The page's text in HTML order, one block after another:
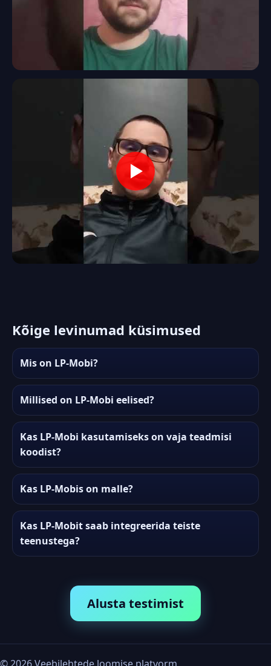
Kõige levinumad küsimused
Mis on LP-Mobi?
Millised on LP-Mobi eelised?
Kas LP-Mobi kasutamiseks on vaja teadmisi
koodist?
Kas LP-Mobis on malle?
Kas LP-Mobit saab integreerida teiste
teenustega?
Alusta testimist